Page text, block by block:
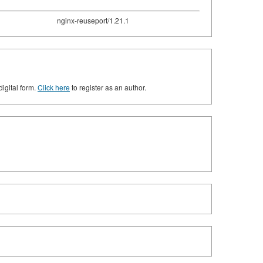
nginx-reuseport/1.21.1
form.Click hereto register as an author.